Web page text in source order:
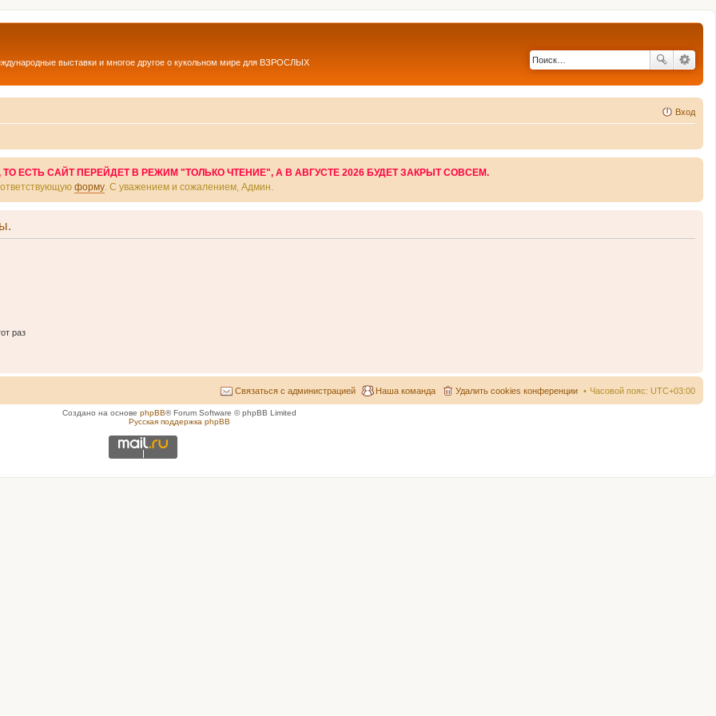
выставки и многое другое о кукольном мире для ВЗРОСЛЫХ
Вход
ЕСТЬ САЙТ ПЕРЕЙДЕТ В РЕЖИМ "ТОЛЬКО ЧТЕНИЕ", А В АВГУСТЕ 2026 БУДЕТ ЗАКРЫТ СОВСЕМ.
форму . С уважением и сожалением, Админ.
раз
Часовой пояс: UTC+03:00
Удалить cookies конференции
Наша команда
Связаться с администрацией
Создано на основе phpBB® Forum Software © phpBB Limited
Русская поддержка phpBB